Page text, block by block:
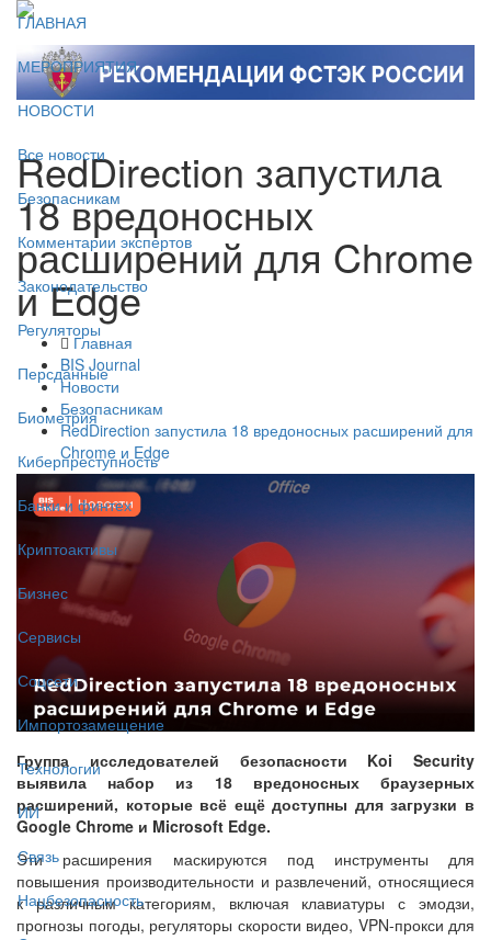
ГЛАВНАЯ
МЕРОПРИЯТИЯ
НОВОСТИ
Все новости
Безопасникам
Комментарии экспертов
Законодательство
Регуляторы
Персданные
Биометрия
Киберпреступность
Банки и финтех
Криптоактивы
Бизнес
Сервисы
Соцсети
Импортозамещение
Технологии
ИИ
Связь
Нацбезопасность
RedDirection запустила
18 вредоносных
расширений для Chrome
и Edge
Главная
BIS Journal
Новости
Безопасникам
RedDirection запустила 18 вредоносных расширений для
Chrome и Edge
Группа исследователей безопасности Koi Security
выявила набор из 18 вредоносных браузерных
расширений, которые всё ещё доступны для загрузки в
Google Chrome и Microsoft Edge.
Эти расширения маскируются под инструменты для
повышения производительности и развлечений, относящиеся
к различным категориям, включая клавиатуры с эмодзи,
прогнозы погоды, регуляторы скорости видео, VPN-прокси для